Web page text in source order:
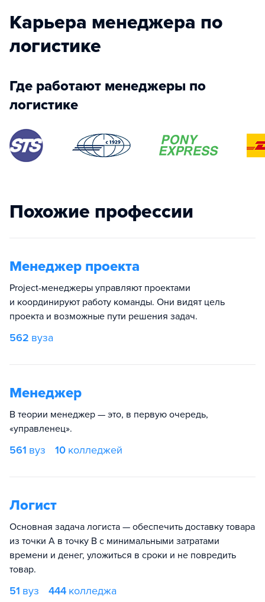
Карьера менеджера по
логистике
Где работают менеджеры по
логистике
Похожие профессии
Менеджер проекта
Project-менеджеры управляют проектами
и координируют работу команды. Они видят цель
проекта и возможные пути решения задач.
562 вуза
Менеджер
В теории менеджер — это, в первую очередь,
«управленец».
561 вуз 10 колледжей
Логист
Основная задача логиста — обеспечить доставку товара
из точки А в точку В с минимальными затратами
времени и денег, уложиться в сроки и не повредить
товар.
51 вуз 444 колледжа